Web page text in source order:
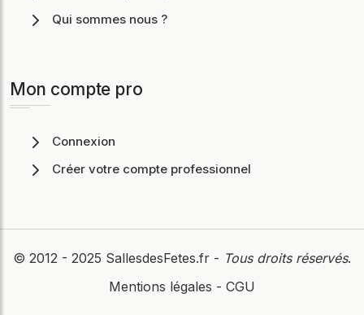
Qui sommes nous ?
Mon compte pro
Connexion
Créer votre compte professionnel
© 2012 - 2025 SallesdesFetes.fr - Tous droits réservés.
Mentions légales - CGU